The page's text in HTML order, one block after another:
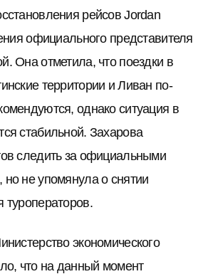
рейсов Jordan
официального представителя
Она отметила, что поездки в
территории и Ливан по-
однако ситуация в
стабильной. Захарова
следить за официальными
не упомянула о снятии
туроператоров.
экономического
что на данный момент